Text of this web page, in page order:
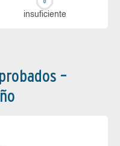
in­su­fi­cien­te
–